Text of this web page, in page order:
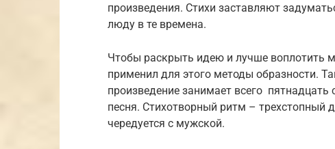
произведения. Стихи заставляют
люду в те времена.
Чтобы раскрыть идею и лучше воплотить
применил для этого методы образности.
произведение занимает всего
песня. Стихотворный ритм –
чередуется с мужской.